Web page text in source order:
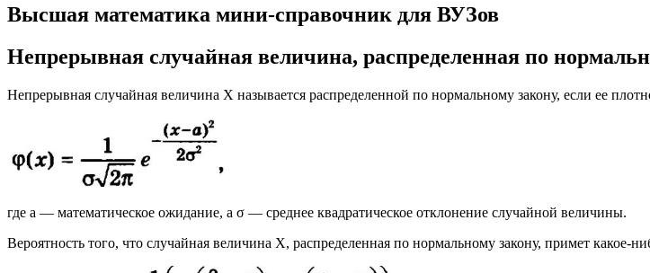
Высшая математика мини-справочник для ВУЗов
Непрерывная случайная величина, распределенная по
Непрерывная случайная величина X называется распределенной по нормальному закону, если ее
где а — математическое ожидание, а σ — среднее квадратическое отклонение случайной величины.
Вероятность того, что случайная величина X, распределенная по нормальному закону, примет какое-